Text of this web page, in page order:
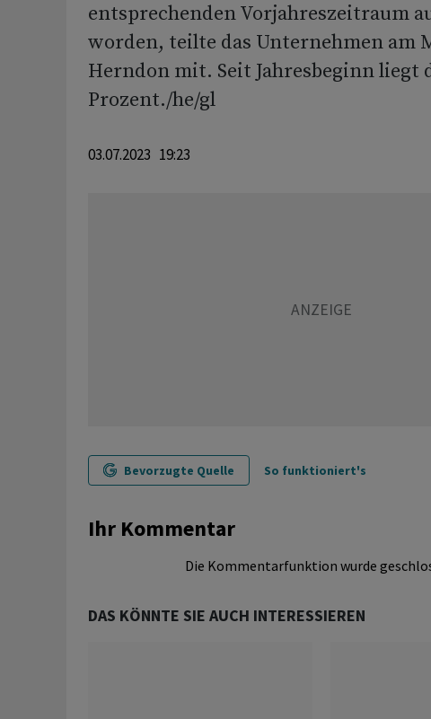
entsprechenden Vorjahreszeitraum
worden, teilte das Unternehmen am
Herndon mit. Seit Jahresbeginn liegt
Prozent./he/gl
03.07.2023 19:23
Bevorzugte Quelle So funktioniert's
Ihr Kommentar
Die Kommentarfunktion wurde
DAS KÖNNTE SIE AUCH INTERESSIEREN